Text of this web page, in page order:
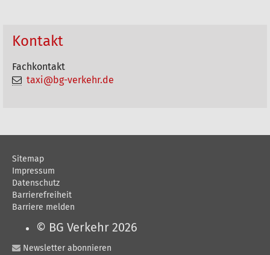
e
a
n
e
n
Kontakt
Fachkontakt
taxi@bg-verkehr.de
Sitemap
Impressum
Datenschutz
Barrierefreiheit
Barriere melden
© BG Verkehr 2026
Newsletter abonnieren